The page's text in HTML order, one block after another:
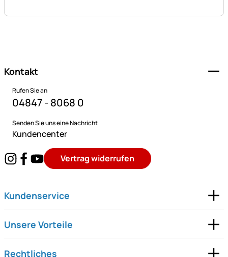
Kontakt
Rufen Sie an
04847 - 8068 0
Senden Sie uns eine Nachricht
Kundencenter
Vertrag widerrufen
Kundenservice
Unsere Vorteile
Rechtliches